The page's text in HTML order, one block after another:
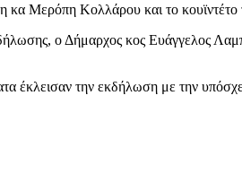
κα Μερόπη Κολλάρου και το
ο Δήμαρχος κος Ευάγγελος
έκλεισαν την εκδήλωση με την